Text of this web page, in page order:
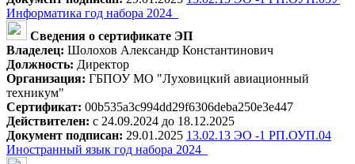
Информатика год набора 2024_
Сведения о сертификате ЭП
Владелец: Шолохов Александр Константинович
Должность: Директор
Организация: ГБПОУ МО "Луховицкий авиационный
техникум"
Сертификат: 00b535a3c994dd29f6306deba250e3e447
Действителен: с 24.09.2024 до 18.12.2025
Документ подписан: 29.01.2025 13.02.13 ЭО -1 РП.ОУП.04
Иностранный язык год набора 2024_